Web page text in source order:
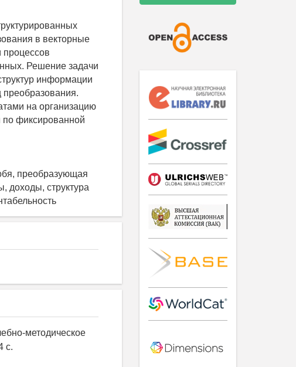
в векторные
Решение задачи
информации
на организацию
по фиксированной
преобразующая
доходы, структура
методическое
с.